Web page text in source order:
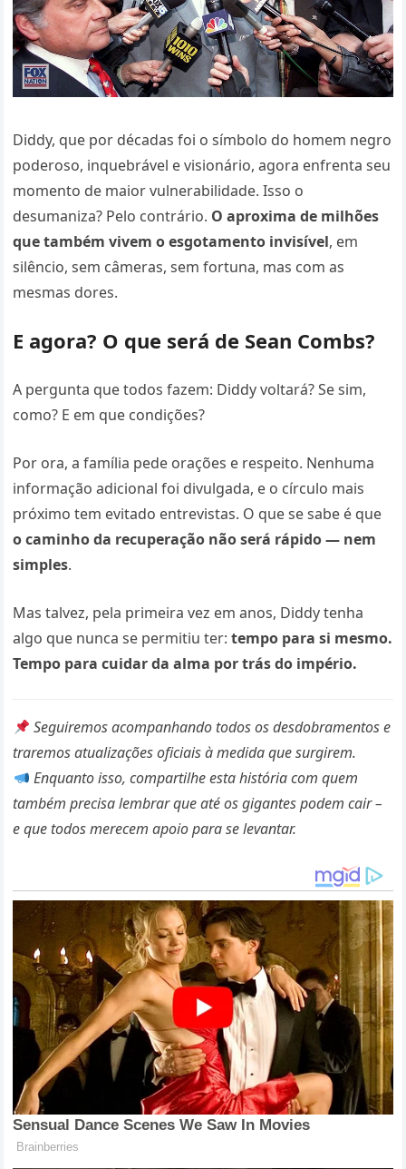
Diddy, que por décadas foi o símbolo do homem negro
poderoso, inquebrável e visionário, agora enfrenta seu
momento de maior vulnerabilidade. Isso o
desumaniza? Pelo contrário. O aproxima de milhões
que também vivem o esgotamento invisível, em
silêncio, sem câmeras, sem fortuna, mas com as
mesmas dores.
E agora? O que será de Sean Combs?
A pergunta que todos fazem: Diddy voltará? Se sim,
como? E em que condições?
Por ora, a família pede orações e respeito. Nenhuma
informação adicional foi divulgada, e o círculo mais
próximo tem evitado entrevistas. O que se sabe é que
o caminho da recuperação não será rápido — nem
simples.
Mas talvez, pela primeira vez em anos, Diddy tenha
algo que nunca se permitiu ter:tempo para si mesmo.
Tempo para cuidar da alma por trás do império.
Seguiremos acompanhando todos os desdobramentos e
traremos atualizações oficiais à medida que surgirem.
Enquanto isso, compartilhe esta história com quem
também precisa lembrar que até os gigantes podem cair –
e que todos merecem apoio para se levantar.